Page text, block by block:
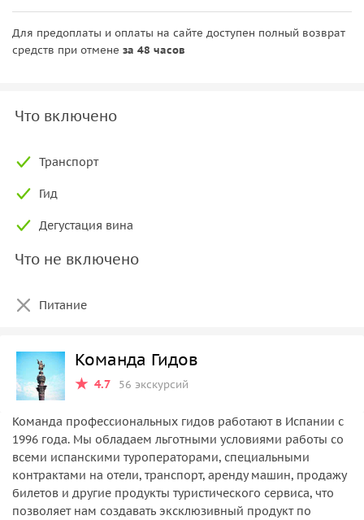
Для предоплаты и оплаты на сайте доступен полный возврат
средств при отмене за 48 часов
Что включено
Транспорт
Гид
Дегустация вина
Что не включено
Питание
Команда Гидов
4.7 56 экскурсий
Команда профессиональных гидов работают в Испании c
1996 года. Мы обладаем льготными условиями работы со
всеми испанскими туроператорами, специальными
контрактами на отели, транспорт, аренду машин, продажу
билетов и другие продукты туристического сервиса, что
позволяет нам создавать эксклюзивный продукт по